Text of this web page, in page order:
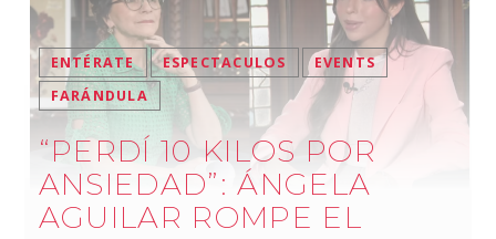
ENTÉRATE ESPECTACULOS
EVENTS
FARÁNDULA
“PERDÍ 10 KILOS POR
ANSIEDAD”: ÁNGELA
AGUILAR ROMPE EL